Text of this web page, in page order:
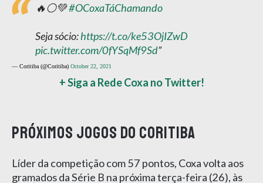
🔥⚪💚#OCoxaTáChamando
Seja sócio:https://t.co/ke53OjIZwD
pic.twitter.com/0fYSqMf9Sd
— Coritiba (@Coritiba) October 22, 2021
+ Siga a Rede Coxa no Twitter!
Próximos jogos do Coritiba
Líder da competição com 57 pontos, Coxa volta aos
gramados da Série B na próxima terça-feira (26), às